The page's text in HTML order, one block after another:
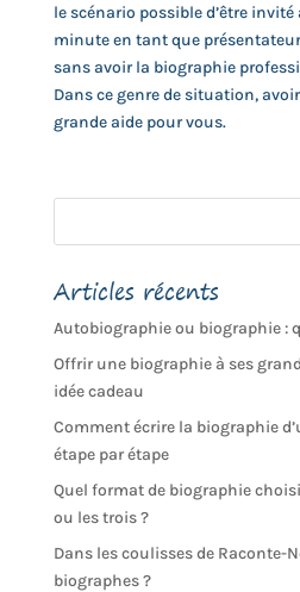
le scénario possible d’être
minute en tant que
sans avoir la biographie
Dans ce genre de situation,
grande aide pour vous.
Articles récents
Autobiographie ou biographie :
Offrir une biographie à ses
idée cadeau
Comment écrire la biographie
étape par étape
Quel format de biographie
ou les trois ?
Dans les coulisses de Raconte-
biographes ?